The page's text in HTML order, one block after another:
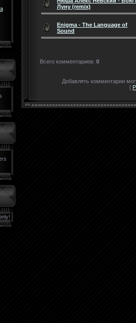
Луну (remix)
Enigma - The Language of
Sound
Всего комментариев: 0
Добавлять комментарии
[